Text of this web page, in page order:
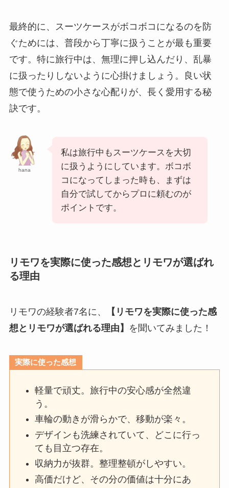
最終的に、スーツケースがボコボコになるのを防
ぐためには、普段から丁寧に扱うことが最も重要
です。特に旅行中は、無理に押し込んだり、乱暴
に扱ったりしないように心掛けましょう。良い状
態で使うための小さな心配りが、長く愛用する秘
訣です。
hana
私は旅行中もスーツケースを大切
に扱うようにしています。ボコボ
コになってしまった時も、まずは
自分で試してからプロに頼むのが
ポイントです。
リモワを実際に使った感想とリモワが選ばれ
る理由
リモワの経験者7名に、
【リモワを実際に使った感
想とリモワが選ばれる理由】
を聞いてみました！
実際に使った感想
軽量で頑丈。旅行中の安心感が全然違
う。
車輪の動きが滑らかで、移動が楽々。
デザインも洗練されていて、どこに行っ
ても目立つ存在。
収納力が抜群。整理整頓がしやすい。
高価だけど、その分の価値は十分にあ